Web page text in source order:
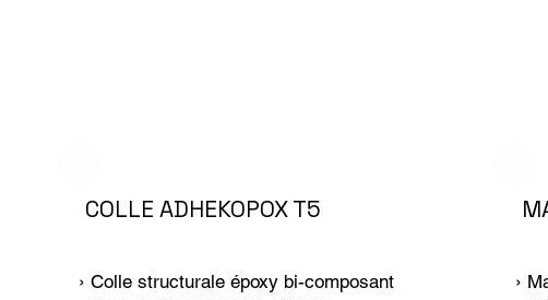
› Colle structurale époxy bi-composant
COLLE ADHEKOPOX T5
›